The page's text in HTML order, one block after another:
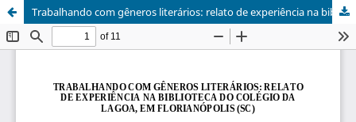
Trabalhando com gêneros literários: relato de experiência na biblioteca do Colégio da Lagoa - Florianópolis <p><i>Working with literary sorts: experience report in the school library by the Colégio da Lagoa, in Florianópolis p. 310-321